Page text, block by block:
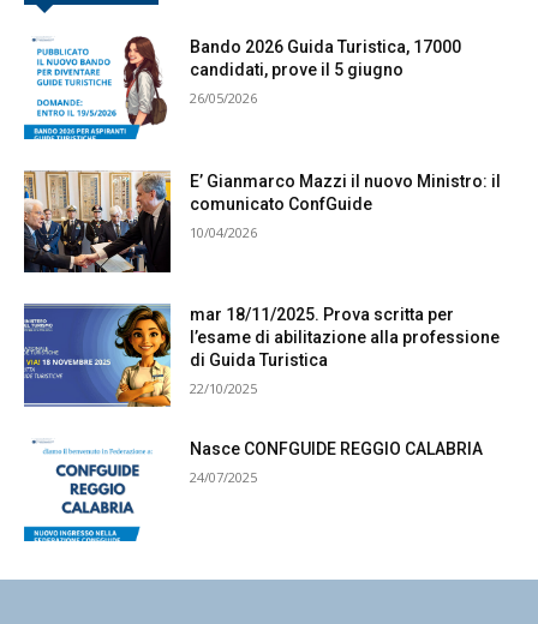
Bando 2026 Guida Turistica, 17000
candidati, prove il 5 giugno
26/05/2026
E’ Gianmarco Mazzi il nuovo Ministro: il
comunicato ConfGuide
10/04/2026
mar 18/11/2025. Prova scritta per
l’esame di abilitazione alla professione
di Guida Turistica
22/10/2025
Nasce CONFGUIDE REGGIO CALABRIA
24/07/2025